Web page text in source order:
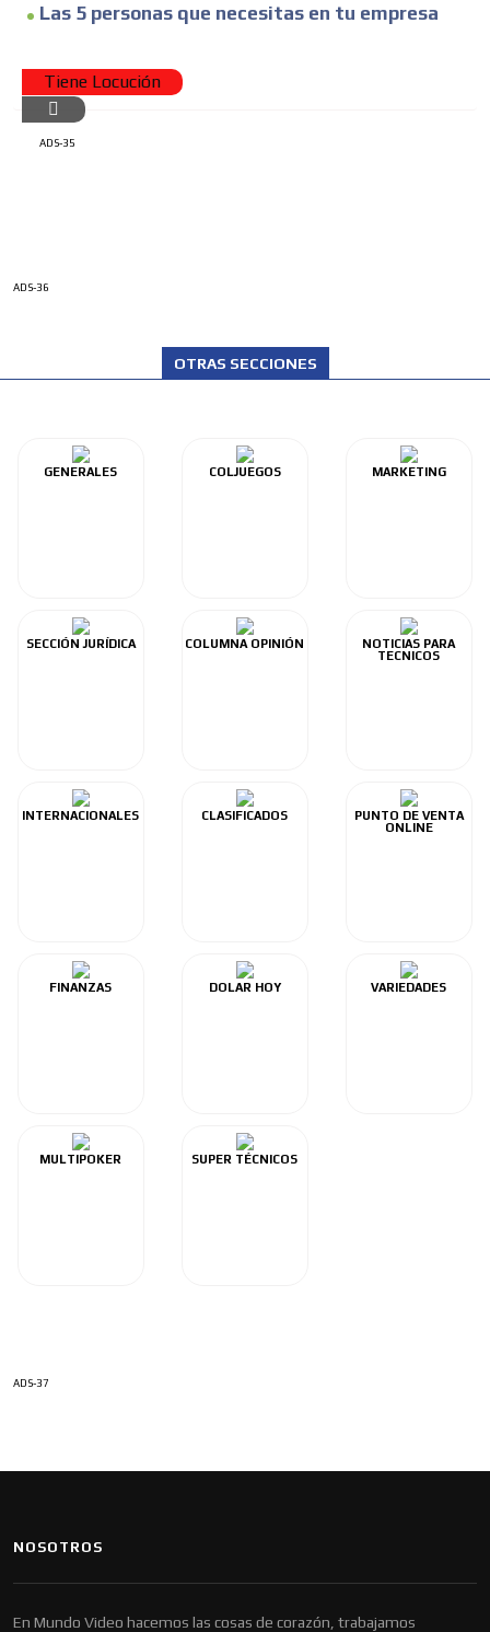
Las 5 personas que necesitas en tu empresa
Tiene Locución
ADS-35
ADS-36
OTRAS SECCIONES
GENERALES COLJUEGOS MARKETING
SECCIÓN JURÍDICA COLUMNA OPINIÓN
NOTICIAS PARA
TECNICOS
INTERNACIONALES CLASIFICADOS
PUNTO DE VENTA
ONLINE
FINANZAS DOLAR HOY VARIEDADES
MULTIPOKER SUPER TÉCNICOS
ADS-37
NOSOTROS
En Mundo Video hacemos las cosas de corazón, trabajamos